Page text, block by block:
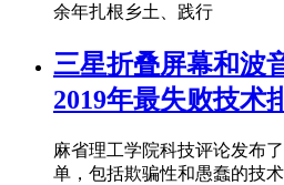
余年扎根乡土、践行
三星折叠屏幕和波
2019年最失败技术
麻省理工学院科技评论发布
单，包括欺骗性和愚蠢的技